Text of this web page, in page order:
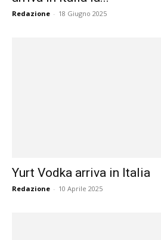
Redazione - 18 Giugno 2025
Yurt Vodka arriva in Italia
Redazione - 10 Aprile 2025